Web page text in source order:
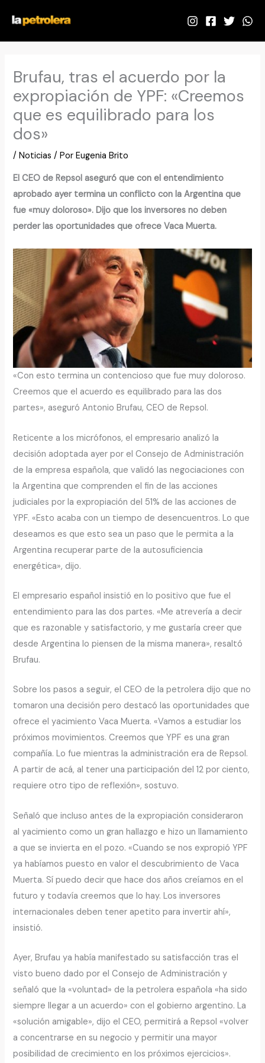
contenido
Brufau, tras el acuerdo por la
expropiación de YPF: «Creemos
que es equilibrado para los
dos»
/Noticias / PorEugenia Brito
El CEO de Repsol aseguró que con el entendimiento
aprobado ayer termina un conflicto con la Argentina que
fue «muy doloroso». Dijo que los inversores no deben
perder las oportunidades que ofrece Vaca Muerta.
«Con esto termina un contencioso que fue muy doloroso.
Creemos que el acuerdo es equilibrado para las dos
partes», aseguró Antonio Brufau, CEO de Repsol.
Reticente a los micrófonos, el empresario analizó la
decisión adoptada ayer por el Consejo de Administración
de la empresa española, que validó las negociaciones con
la Argentina que comprenden el fin de las acciones
judiciales por la expropiación del 51% de las acciones de
YPF. «Esto acaba con un tiempo de desencuentros. Lo que
deseamos es que esto sea un paso que le permita a la
Argentina recuperar parte de la autosuficiencia
energética», dijo.
El empresario español insistió en lo positivo que fue el
entendimiento para las dos partes. «Me atrevería a decir
que es razonable y satisfactorio, y me gustaría creer que
desde Argentina lo piensen de la misma manera», resaltó
Brufau.
Sobre los pasos a seguir, el CEO de la petrolera dijo que no
tomaron una decisión pero destacó las oportunidades que
ofrece el yacimiento Vaca Muerta. «Vamos a estudiar los
próximos movimientos. Creemos que YPF es una gran
compañía. Lo fue mientras la administración era de Repsol.
A partir de acá, al tener una participación del 12 por ciento,
requiere otro tipo de reflexión», sostuvo.
Señaló que incluso antes de la expropiación consideraron
al yacimiento como un gran hallazgo e hizo un llamamiento
a que se invierta en el pozo. «Cuando se nos expropió YPF
ya habíamos puesto en valor el descubrimiento de Vaca
Muerta. Sí puedo decir que hace dos años creíamos en el
futuro y todavía creemos que lo hay. Los inversores
internacionales deben tener apetito para invertir ahí»,
insistió.
Ayer, Brufau ya había manifestado su satisfacción tras el
visto bueno dado por el Consejo de Administración y
señaló que la «voluntad» de la petrolera española «ha sido
siempre llegar a un acuerdo» con el gobierno argentino. La
«solución amigable», dijo el CEO, permitirá a Repsol «volver
a concentrarse en su negocio y permitir una mayor
posibilidad de crecimiento en los próximos ejercicios».